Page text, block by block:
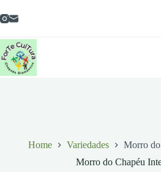
para
o
conteúdo
Home Variedades
Morro
Morro do Chapéu